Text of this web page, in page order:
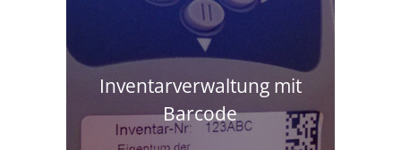
Inventarverwaltung mit
Barcode